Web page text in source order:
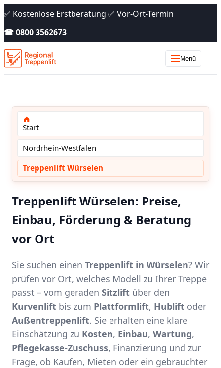
✅ Kostenlose Erstberatung ✅ Vor-Ort-Termin
☎ 0800 3562673
Menü
Start
Nordrhein-Westfalen
Treppenlift Würselen
Treppenlift Würselen: Preise,
Einbau, Förderung & Beratung
vor Ort
Sie suchen einen Treppenlift in Würselen? Wir
prüfen vor Ort, welches Modell zu Ihrer Treppe
passt – vom geraden Sitzlift über den
Kurvenlift bis zum Plattformlift, Hublift oder
Außentreppenlift. Sie erhalten eine klare
Einschätzung zu Kosten, Einbau, Wartung,
Pflegekasse-Zuschuss, Finanzierung und zur
Frage, ob Kaufen, Mieten oder ein gebrauchter